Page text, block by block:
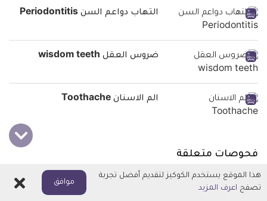
التهاب دواعم السن Periodontitis
ضروس العقل wisdom teeth
الم الاسنان Toothache
فحوصات متعلقة
جراحة زراعة الأسنان Dental implant
هذا الموقع يستخدم الكوكيز لتقديم أفضل تجربة
تصفح اعرف المزيد
موافق اغلاق